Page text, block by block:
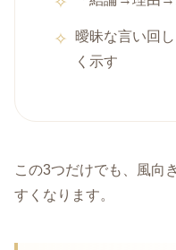
曖昧な言い回
く示す
この3つだけでも、風向
すくなります。